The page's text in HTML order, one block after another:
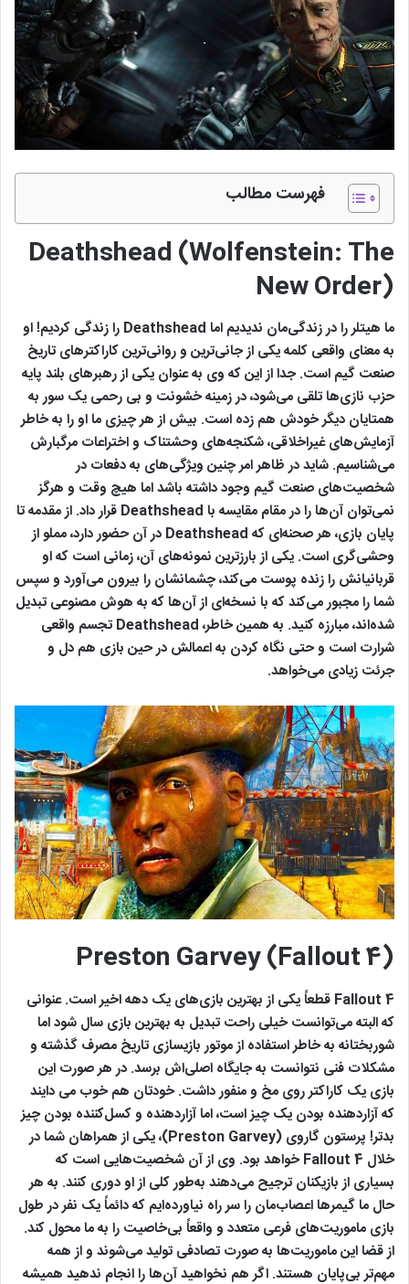
فهرست مطالب
Deathshead (Wolfenstein: The
New Order)
ما هیتلر را در زندگی‌مان ندیدیم اما Deathshead‌ را زندگی کردیم! او
به معنای واقعی کلمه یکی از جانی‌ترین و روانی‌ترین کاراکترهای تاریخ
صنعت گیم است. جدا از این که وی به عنوان یکی از رهبرهای بلند پایه
حزب نازی‌ها تلقی می‌شود، در زمینه خشونت و بی رحمی یک سور به
همتایان دیگر خودش هم زده است. بیش از هر چیزی ما او را به خاطر
آزمایش‌های غیراخلاقی، شکنجه‌های وحشتناک و اختراعات مرگبارش
می‌شناسیم. شاید در ظاهر امر چنین ویژگی‌های به دفعات در
شخصیت‌های صنعت گیم وجود داشته باشد اما هیچ وقت و هرگز
نمی‌توان آن‌ها را در مقام مقایسه با Deathshead قرار داد. از مقدمه تا
پایان بازی، هر صحنه‌ای که Deathshead در آن حضور دارد، مملو از
وحشی‌گری است. یکی از بارزترین نمونه‌های آن، زمانی است که او
قربانیانش را زنده پوست می‌کند، چشمانشان را بیرون می‌آورد و سپس
شما را مجبور می‌کند که با نسخه‌ای از آن‌ها که به هوش مصنوعی تبدیل
شده‌اند، مبارزه کنید. به همین خاطر، Deathshead تجسم واقعی
شرارت است و حتی نگاه کردن به اعمالش در حین بازی هم دل و
جرئت زیادی می‌خواهد.
Preston Garvey (Fallout 4)
Fallout 4 قطعاً یکی از بهترین بازی‌های یک دهه اخیر است. عنوانی
که البته می‌توانست خیلی راحت تبدیل به بهترین بازی سال شود اما
شوربختانه به خاطر استفاده از موتور بازیسازی تاریخ مصرف گذشته و
مشکلات فنی نتوانست به جایگاه اصلی‌اش برسد. در هر صورت این
بازی یک کاراکتر روی مخ و منفور داشت. خودتان هم خوب می دایند
که آزاردهنده بودن یک چیز است، اما آزاردهنده و کسل‌کننده بودن چیز
بدتر! پرستون گاروی (Preston Garvey)، یکی از همراهان شما در
خلال Fallout 4 خواهد بود. وی از آن شخصیت‌هایی است که
بسیاری از بازیکنان ترجیح می‌دهند به‌طور کلی از او دوری کنند. به هر
حال ما گیمرها اعصاب‌مان را سر راه نیاورده‌ایم که دائماً یک نفر در طول
بازی ماموریت‌های فرعی متعدد و واقعاً بی‌خاصیت را به ما محول کند.
از قضا این ماموریت‌ها به صورت تصادفی تولید می‌شوند و از همه
مهم‌تر بی‌پایان هستند. اگر هم نخواهید آن‌ها را انجام ندهید همیشه